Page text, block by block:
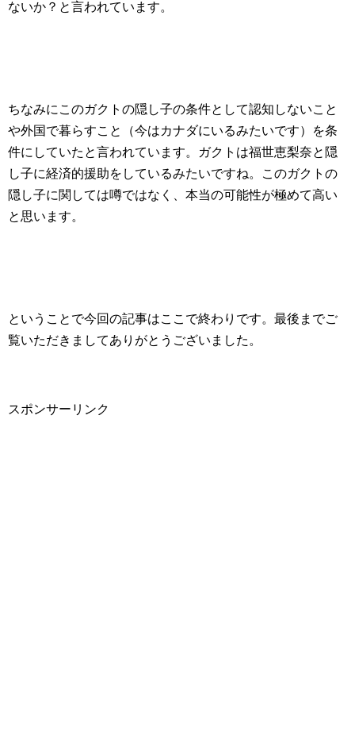
ないか？と言われています。
ちなみにこのガクトの隠し子の条件として認知しないこと
や外国で暮らすこと（今はカナダにいるみたいです）を条
件にしていたと言われています。ガクトは福世恵梨奈と隠
し子に経済的援助をしているみたいですね。このガクトの
隠し子に関しては噂ではなく、本当の可能性が極めて高い
と思います。
ということで今回の記事はここで終わりです。最後までご
覧いただきましてありがとうございました。
スポンサーリンク